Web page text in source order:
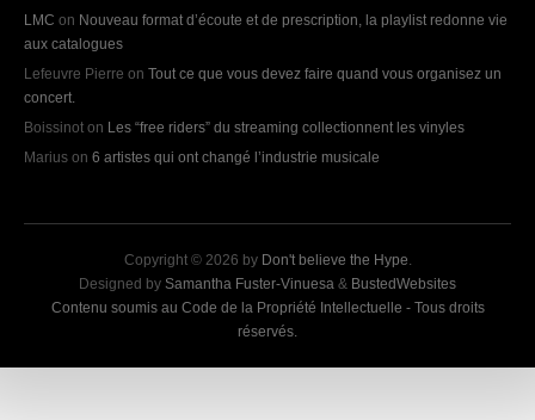
LMC on Nouveau format d’écoute et de prescription, la playlist redonne vie
aux catalogues
Lefeuvre Pierre on Tout ce que vous devez faire quand vous organisez un
concert.
Boissinot on Les “free riders” du streaming collectionnent les vinyles
Marius on 6 artistes qui ont changé l’industrie musicale
Copyright © 2026 by Don't believe the Hype.
Designed by Samantha Fuster-Vinuesa & BustedWebsites
Contenu soumis au Code de la Propriété Intellectuelle - Tous droits
réservés.